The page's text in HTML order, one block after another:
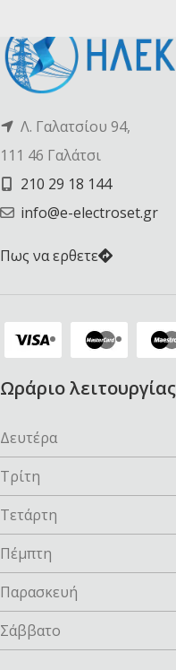
Λ. Γαλατσίου 94,
111 46 Γαλάτσι
210 29 18 144
info@e-electroset.gr
Πως να ερθετε
Ωράριο λειτουργίας
Δευτέρα
Τρίτη
Τετάρτη
Πέμπτη
Παρασκευή
Σάββατο